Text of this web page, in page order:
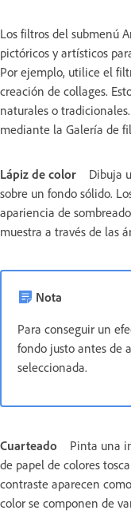
Los filtros del submenú
pictóricos y artísticos
Por ejemplo, utilice el
creación de collages.
naturales o
mediante la Galería de
Lápiz de color
Dibuja
sobre un fondo sólido.
apariencia de
muestra a través de las
Nota
Para conseguir un
fondo justo antes de
seleccionada.
Cuarteado
Pinta una
de papel de colores
contraste aparecen
color se componen de